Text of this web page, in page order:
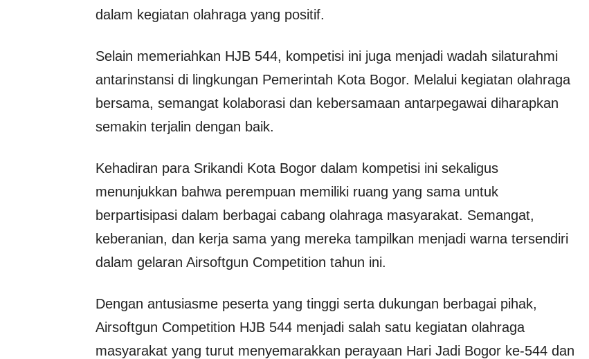
dalam kegiatan olahraga yang positif.
Selain memeriahkan HJB 544, kompetisi ini juga menjadi wadah silaturahmi
antarinstansi di lingkungan Pemerintah Kota Bogor. Melalui kegiatan olahraga
bersama, semangat kolaborasi dan kebersamaan antarpegawai diharapkan
semakin terjalin dengan baik.
Kehadiran para Srikandi Kota Bogor dalam kompetisi ini sekaligus
menunjukkan bahwa perempuan memiliki ruang yang sama untuk
berpartisipasi dalam berbagai cabang olahraga masyarakat. Semangat,
keberanian, dan kerja sama yang mereka tampilkan menjadi warna tersendiri
dalam gelaran Airsoftgun Competition tahun ini.
Dengan antusiasme peserta yang tinggi serta dukungan berbagai pihak,
Airsoftgun Competition HJB 544 menjadi salah satu kegiatan olahraga
masyarakat yang turut menyemarakkan perayaan Hari Jadi Bogor ke-544 dan